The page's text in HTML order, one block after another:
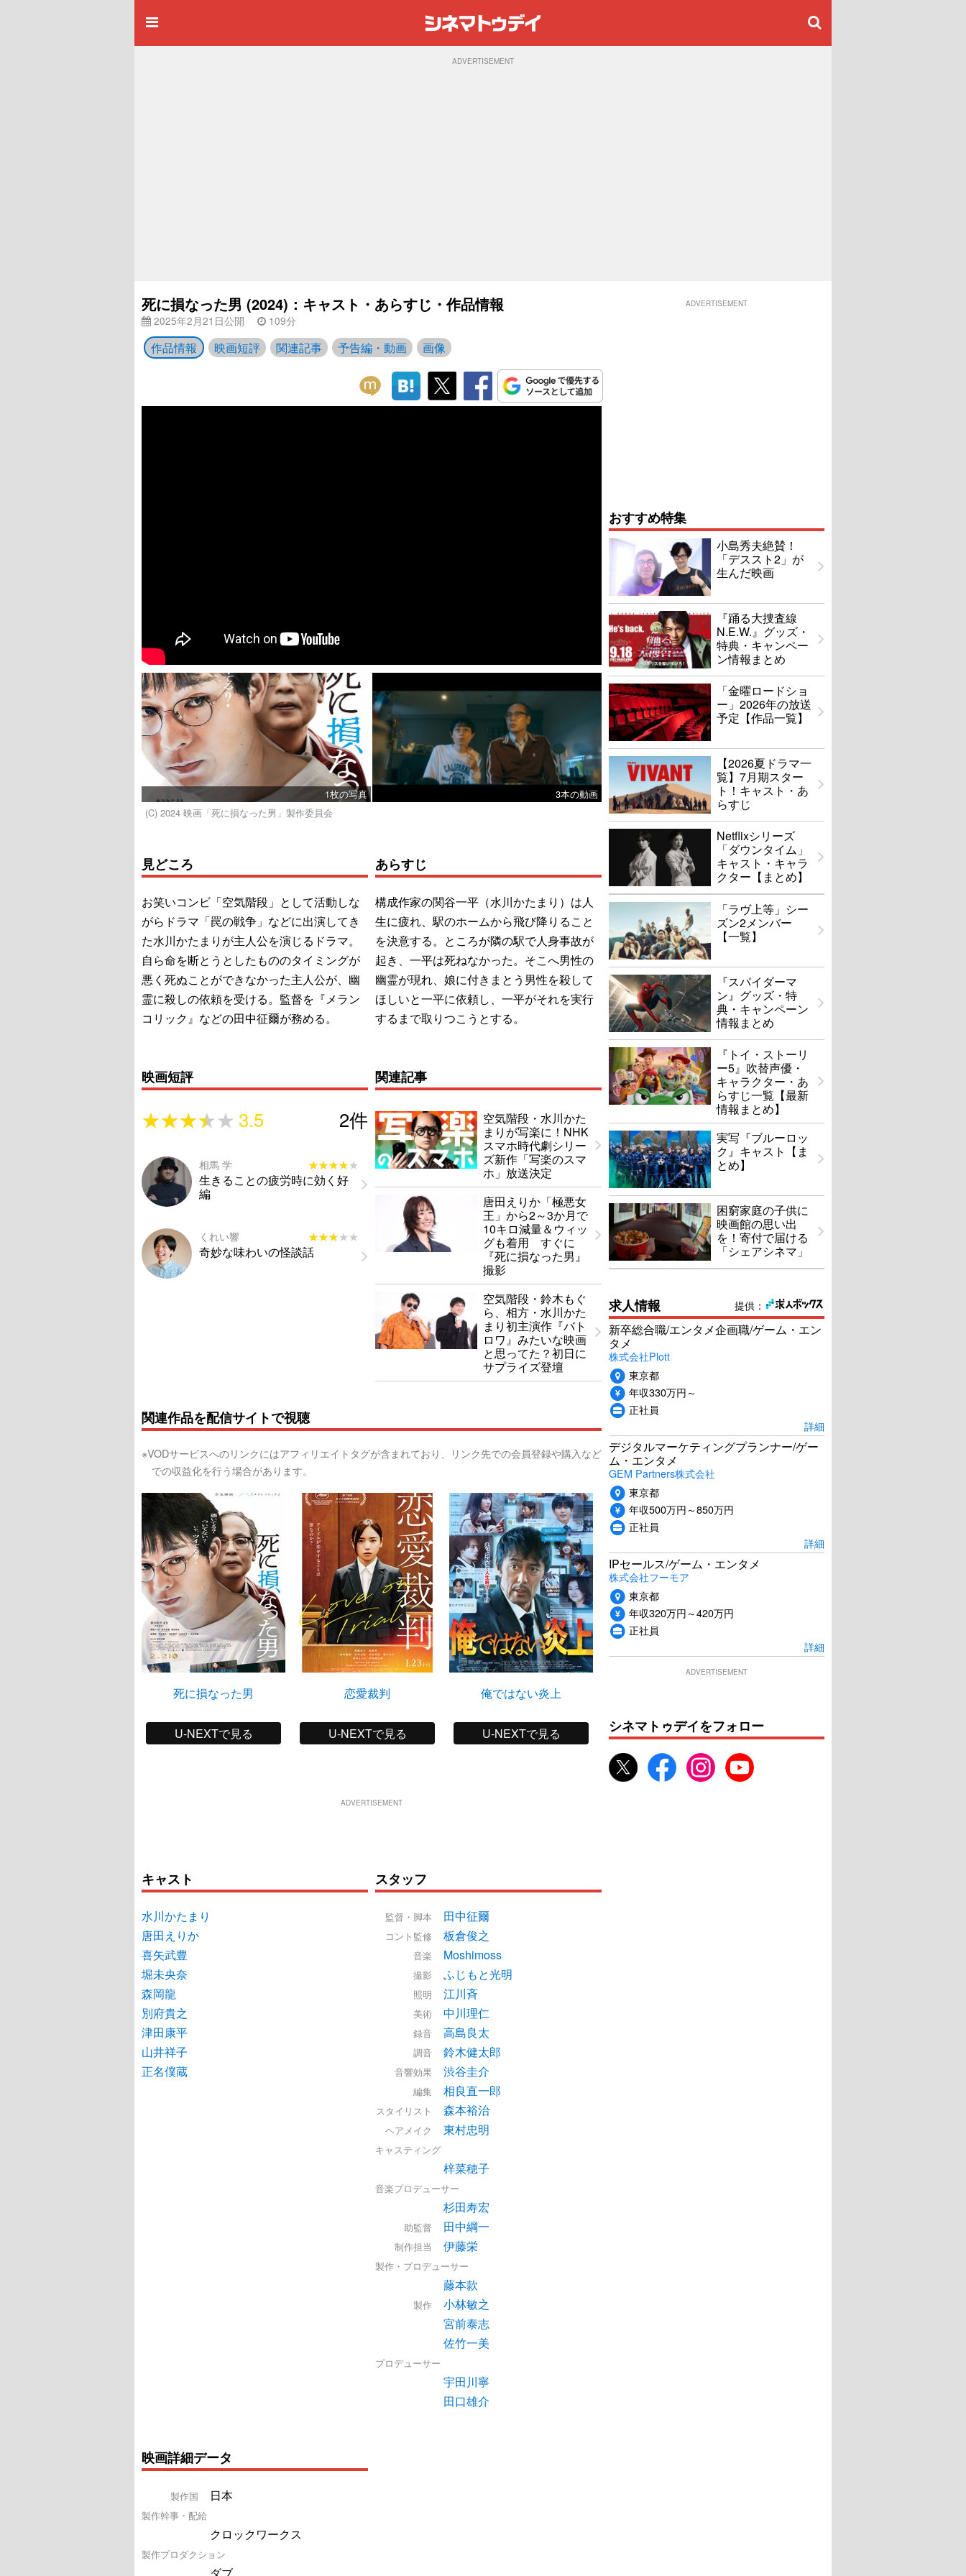
ADVERTISEMENT
死に損なった男 (2024)：キャスト・あらすじ・作品情報
2025年2月21日公開 109分
作品情報 映画短評 関連記事 予告編・動画 画像
1枚の写真
3本の動画
(C) 2024 映画「死に損なった男」製作委員会
見どころ
お笑いコンビ「空気階段」として活動しな
がらドラマ「罠の戦争」などに出演してき
た水川かたまりが主人公を演じるドラマ。
自ら命を断とうとしたもののタイミングが
悪く死ぬことができなかった主人公が、幽
霊に殺しの依頼を受ける。監督を『メラン
コリック』などの田中征爾が務める。
あらすじ
構成作家の関谷一平（水川かたまり）は人
生に疲れ、駅のホームから飛び降りること
を決意する。ところが隣の駅で人身事故が
起き、一平は死ねなかった。そこへ男性の
幽霊が現れ、娘に付きまとう男性を殺して
ほしいと一平に依頼し、一平がそれを実行
するまで取りつこうとする。
映画短評
★★★★★
★★★★★ 3.5 2件
相馬 学 ★★★★★
★★★★★
生きることの疲労時に効く好
編
くれい響 ★★★★★
★★★★★
奇妙な味わいの怪談話
関連記事
空気階段・水川かた
まりが写楽に！NHK
スマホ時代劇シリー
ズ新作「写楽のスマ
ホ」放送決定
唐田えりか「極悪女
王」から2～3か月で
10キロ減量＆ウィッ
グも着用 すぐに
『死に損なった男』
撮影
空気階段・鈴木もぐ
ら、相方・水川かた
まり初主演作『バト
ロワ』みたいな映画
と思ってた？初日に
サプライズ登壇
関連作品を配信サイトで視聴
※VODサービスへのリンクにはアフィリエイトタグが含まれており、リンク先での会員登録や購入など
での収益化を行う場合があります。
死に損なった男
U-NEXTで見る
恋愛裁判
U-NEXTで見る
俺ではない炎上
U-NEXTで見る U-NEXTで見る U-NEXTで見る
ADVERTISEMENT
キャスト
水川かたまり
唐田えりか
喜矢武豊
堀未央奈
森岡龍
別府貴之
津田康平
山井祥子
正名僕蔵
スタッフ
監督・脚本 田中征爾
コント監修 板倉俊之
音楽 Moshimoss
撮影 ふじもと光明
照明 江川斉
美術 中川理仁
録音 高島良太
調音 鈴木健太郎
音響効果 渋谷圭介
編集 相良直一郎
スタイリスト 森本裕治
ヘアメイク 東村忠明
キャスティング
梓菜穂子
音楽プロデューサー
杉田寿宏
助監督 田中綱一
制作担当 伊藤栄
製作・プロデューサー
藤本款
製作
小林敏之
宮前泰志
佐竹一美
プロデューサー
宇田川寧
田口雄介
映画詳細データ
製作国 日本
製作幹事・配給
クロックワークス
製作プロダクション
ダブ
ADVERTISEMENT
おすすめ特集
小島秀夫絶賛！
「デススト2」が
生んだ映画
『踊る大捜査線
N.E.W.』グッズ・
特典・キャンペー
ン情報まとめ
「金曜ロードショ
ー」2026年の放送
予定【作品一覧】
【2026夏ドラマ一
覧】7月期スター
ト！キャスト・あ
らすじ
Netflixシリーズ
「ダウンタイム」
キャスト・キャラ
クター【まとめ】
「ラヴ上等」シー
ズン2メンバー
【一覧】
『スパイダーマ
ン』グッズ・特
典・キャンペーン
情報まとめ
『トイ・ストーリ
ー5』吹替声優・
キャラクター・あ
らすじ一覧【最新
情報まとめ】
実写『ブルーロッ
ク』キャスト【ま
とめ】
困窮家庭の子供に
映画館の思い出
を！寄付で届ける
「シェアシネマ」
提供：
求人情報
新卒総合職/エンタメ企画職/ゲーム・エン
タメ
株式会社Plott
東京都
年収330万円～
正社員
詳細
デジタルマーケティングプランナー/ゲー
ム・エンタメ
GEM Partners株式会社
東京都
年収500万円～850万円
正社員
詳細
IPセールス/ゲーム・エンタメ
株式会社フーモア
東京都
年収320万円～420万円
正社員
詳細
ADVERTISEMENT
シネマトゥデイをフォロー